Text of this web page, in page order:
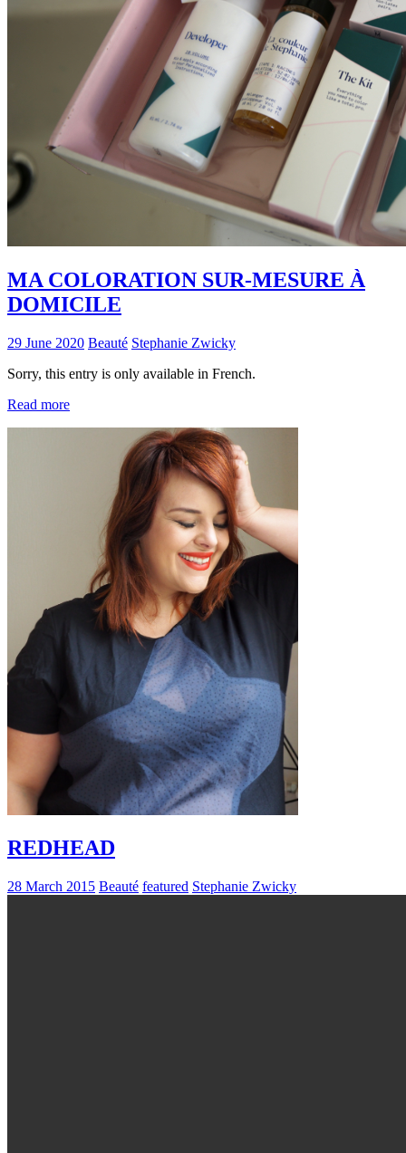
MA COLORATION SUR-MESURE À
DOMICILE
29 June 2020 Beauté Stephanie Zwicky
Sorry, this entry is only available in French.
Read more
REDHEAD
28 March 2015 Beauté featured Stephanie Zwicky